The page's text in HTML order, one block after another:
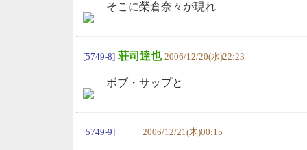
そこに榮倉奈々が現れ
[5749-8] 荘司達也 2006/12/20(水)22:23
ボブ・サップと
[5749-9] 2006/12/21(木)00:15